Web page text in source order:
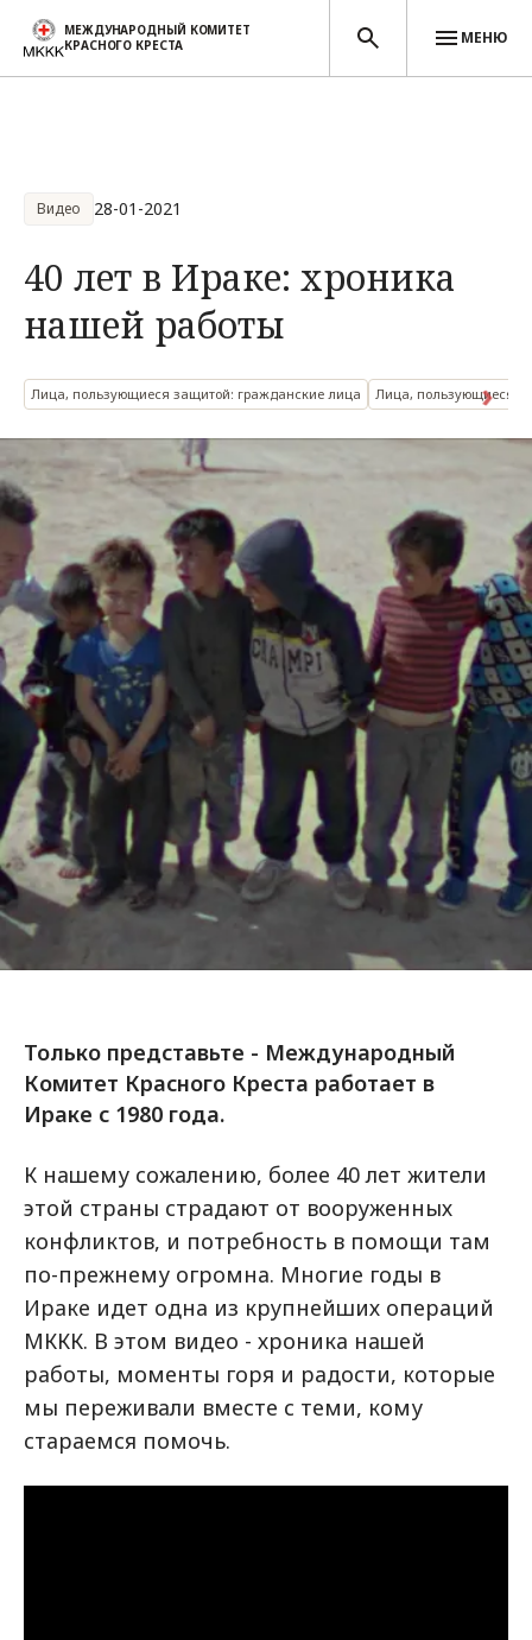
МЕЖДУНАРОДНЫЙ КОМИТЕТ
КРАСНОГО КРЕСТА
МЕНЮ
Видео 28-01-2021
40 лет в Ираке: хроника
нашей работы
Лица, пользующиеся защитой: гражданские лица Лица, пользующиеся
Только представьте - Международный
Комитет Красного Креста работает в
Ираке с 1980 года.
К нашему сожалению, более 40 лет жители
этой страны страдают от вооруженных
конфликтов, и потребность в помощи там
по-прежнему огромна. Многие годы в
Ираке идет одна из крупнейших операций
МККК. В этом видео - хроника нашей
работы, моменты горя и радости, которые
мы переживали вместе с теми, кому
стараемся помочь.